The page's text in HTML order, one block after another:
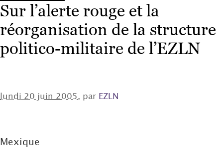
Sur l’alerte rouge et la
réorganisation de la structure
politico-militaire de l’EZLN
lundi 20 juin 2005, par EZLN
Mexique